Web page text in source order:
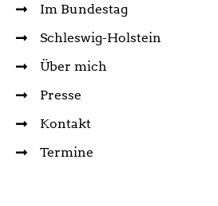
Im Bundestag
Schleswig-Holstein
Über mich
Presse
Kontakt
Termine